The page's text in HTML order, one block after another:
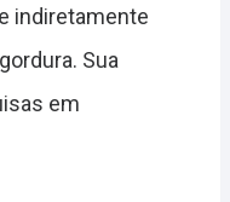
indiretamente
Sua
em